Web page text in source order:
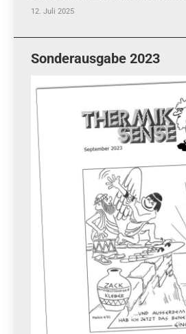
12. Juli 2025
Sonderausgabe 2023